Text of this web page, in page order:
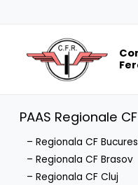
PAAS Regionale
– Regionala CF
– Regionala CF Brasov
–Regionala CF Cluj